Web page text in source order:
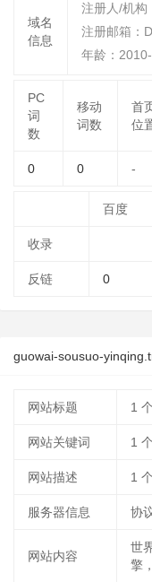
域名
信息
注册人/机构
注册邮箱：
年龄：
PC
词
数
移动
词数
首
位
0 0 -
百度
收录
反链 0
guowai-sousuo-
网站标题 1
网站关键词 1
网站描述 1
服务器信息 协
网站内容
世
擎